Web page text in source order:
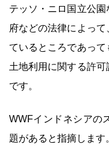
テッソ・ニロ国立公
府などの法律によっ
ているところであって
土地利用に関する許
です。
WWFインドネシアの
題があると指摘します